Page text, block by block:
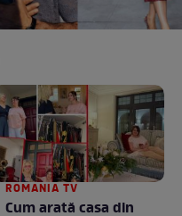
ROMANIA TV
Cum arată casa din